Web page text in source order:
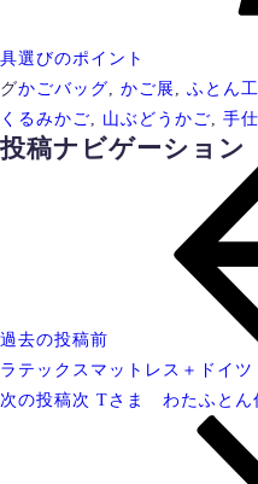
具選びのポイント
グかごバッグ, かご展 , ふとん
くるみかご, 山ぶどうかご, 手
投稿ナビゲーション
過去の投稿前
ラテックスマットレス＋ドイ
次の投稿次 Tさま わたふとん